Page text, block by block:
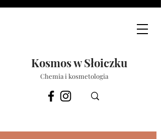
Kosmos w Słoiczku
Chemia i kosmetologia